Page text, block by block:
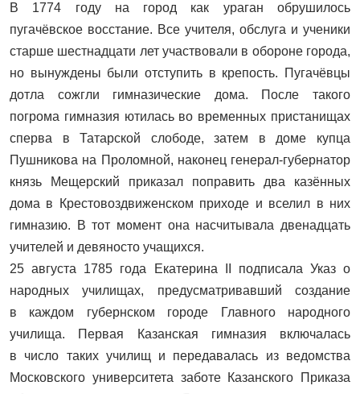
В 1774 году на город как ураган обрушилось
пугачёвское восстание. Все учителя, обслуга и ученики
старше шестнадцати лет участвовали в обороне города,
но вынуждены были отступить в крепость. Пугачёвцы
дотла сожгли гимназические дома. После такого
погрома гимназия ютилась во временных пристанищах
сперва в Татарской слободе, затем в доме купца
Пушникова на Проломной, наконец генерал-губернатор
князь Мещерский приказал поправить два казённых
дома в Крестовоз­движенском приходе и вселил в них
гимназию. В тот момент она насчитывала двенадцать
учителей и девяносто учащихся.
25 августа 1785 года Екатерина II подписала Указ о
народных училищах, предусматривавший создание
в каждом губернском городе Главного народного
училища. Первая Казанская гимназия включалась
в число таких училищ и передавалась из ведомства
Московского университета заботе Казанского Приказа